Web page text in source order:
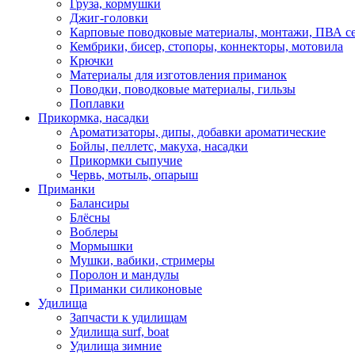
Груза, кормушки
Джиг-головки
Карповые поводковые материалы, монтажи, ПВА
Кембрики, бисер, стопоры, коннекторы, мотовила
Крючки
Материалы для изготовления приманок
Поводки, поводковые материалы, гильзы
Поплавки
Прикормка, насадки
Ароматизаторы, дипы, добавки ароматические
Бойлы, пеллетс, макуха, насадки
Прикормки сыпучие
Червь, мотыль, опарыш
Приманки
Балансиры
Блёсны
Воблеры
Мормышки
Мушки, вабики, стримеры
Поролон и мандулы
Приманки силиконовые
Удилища
Запчасти к удилищам
Удилища surf, boat
Удилища зимние